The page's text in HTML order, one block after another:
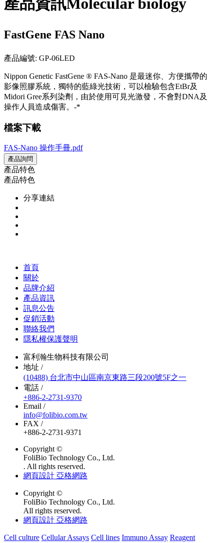
產品資訊Molecular biology
FastGene FAS Nano
產品編號: GP-06LED
Nippon Genetic FastGene ® FAS-Nano 是最迷你、方便攜帶的
影像照膠系統，獨特的藍綠光技術，可以檢驗包含EtBr及
Midori Gree系列染劑，由於使用可見光激發，不會對DNA及
操作人員造成傷害。-*
檔案下載
FAS-Nano 操作手冊.pdf
產品詢問
產品特色
產品特色
分享連結
首頁
關於
品牌介紹
產品資訊
訊息公告
促銷活動
聯絡我們
隱私權保護聲明
富利瀚生物科技有限公司
地址 /
(10488) 台北市中山區南京東路三段200號5F之一
電話 /
+886-2-2731-9370
Email /
info@folibio.com.tw
FAX /
+886-2-2731-9371
Copyright ©
FoliBio Technology Co., Ltd.
. All rights reserved.
網頁設計 亞格網路
Copyright ©
FoliBio Technology Co., Ltd.
All rights reserved.
網頁設計 亞格網路
Cell culture Cellular Assays Cell lines Immuno Assay Reagent